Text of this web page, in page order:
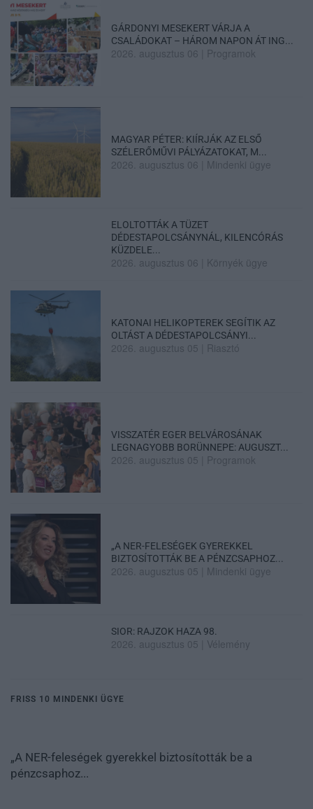
GÁRDONYI MESEKERT VÁRJA A
CSALÁDOKAT – HÁROM NAPON ÁT ING...
2026. augusztus 06 Programok
MAGYAR PÉTER: KIÍRJÁK AZ ELSŐ
SZÉLERŐMŰVI PÁLYÁZATOKAT, M...
2026. augusztus 06 Mindenki ügye
ELOLTOTTÁK A TÜZET
DÉDESTAPOLCSÁNYNÁL, KILENCÓRÁS
KÜZDELE...
2026. augusztus 06 Környék ügye
KATONAI HELIKOPTEREK SEGÍTIK AZ
OLTÁST A DÉDESTAPOLCSÁNYI...
2026. augusztus 05 Riasztó
VISSZATÉR EGER BELVÁROSÁNAK
LEGNAGYOBB BORÜNNEPE: AUGUSZT...
2026. augusztus 05 Programok
„A NER-FELESÉGEK GYEREKKEL
BIZTOSÍTOTTÁK BE A PÉNZCSAPHOZ...
2026. augusztus 05 Mindenki ügye
SIOR: RAJZOK HAZA 98.
2026. augusztus 05 Vélemény
FRISS 10 MINDENKI ÜGYE
„A NER-feleségek gyerekkel biztosították be a
pénzcsaphoz...